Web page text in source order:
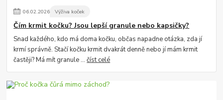
06.02.2026 Výživa koček
Čím krmit kočku? Jsou lepší granule nebo kapsičky?
Snad každého, kdo má doma kočku, občas napadne otázka, zda jí
krmí správně. Stačí kočku krmit dvakrát denně nebo jí mám krmit
častěji? Má mít granule ...číst celé